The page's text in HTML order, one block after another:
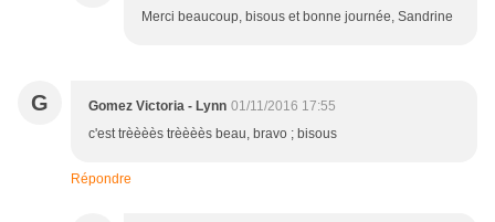
Merci beaucoup, bisous et bonne journée, Sandrine
G Gomez Victoria - Lynn 01/11/2016 17:55
c'est trèèèès trèèèès beau, bravo ; bisous
Répondre